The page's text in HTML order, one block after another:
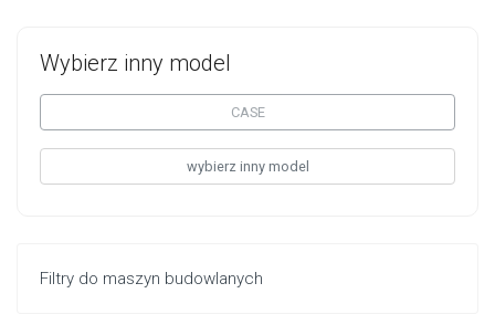
Wybierz inny model
CASE
wybierz inny model
Filtry do maszyn budowlanych